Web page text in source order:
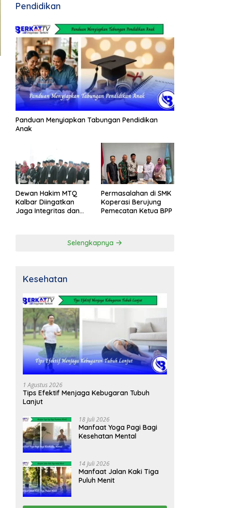
Pendidikan
Panduan Menyiapkan Tabungan Pendidikan
Anak
Dewan Hakim MTQ
Kalbar Diingatkan
Jaga Integritas dan
Permasalahan di SMK
Koperasi Berujung
Pemecatan Ketua BPP
Selengkapnya
Kesehatan
1 Agustus 2026
Tips Efektif Menjaga Kebugaran Tubuh
Lanjut
18 Juli 2026
Manfaat Yoga Pagi Bagi
Kesehatan Mental
14 Juli 2026
Manfaat Jalan Kaki Tiga
Puluh Menit